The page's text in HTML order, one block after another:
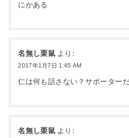
にかある
名無し栗鼠 より:
2017年1月7日 1:45 AM
仁は何も話さない？サポーター
名無し栗鼠 より: